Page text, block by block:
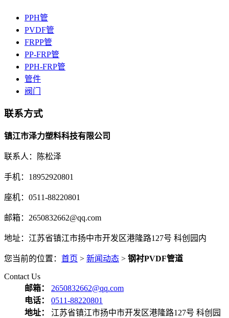
PPH管
PVDF管
FRPP管
PP-FRP管
PPH-FRP管
管件
阀门
联系方式
镇江市泽力塑料科技有限公司
联系人：陈松泽
手机：18952920801
座机：0511-88220801
邮箱：2650832662@qq.com
地址：江苏省镇江市扬中市开发区港隆路127号 科创园内
您当前的位置： 首页 > 新闻动态 > 钢衬PVDF管道
Contact Us
邮箱：
2650832662@qq.com
电话：
0511-88220801
地址：
江苏省镇江市扬中市开发区港隆路127号 科创园